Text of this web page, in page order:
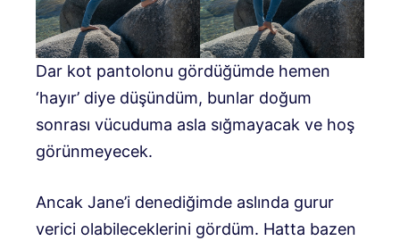
Dar kot pantolonu gördüğümde hemen
‘hayır’ diye düşündüm, bunlar doğum
sonrası vücuduma asla sığmayacak ve hoş
görünmeyecek.
Ancak Jane’i denediğimde aslında gurur
verici olabileceklerini gördüm. Hatta bazen